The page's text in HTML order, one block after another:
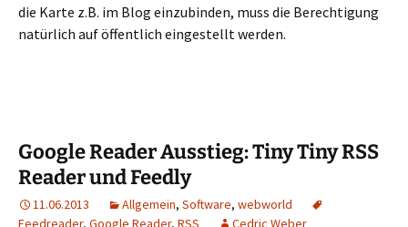
die Karte z.B. im Blog einzubinden, muss die Berechtigung
natürlich auf öffentlich eingestellt werden.
Google Reader Ausstieg: Tiny Tiny RSS
Reader und Feedly
11.06.2013 Allgemein, Software, webworld
Feedreader, Google Reader, RSS Cedric Weber